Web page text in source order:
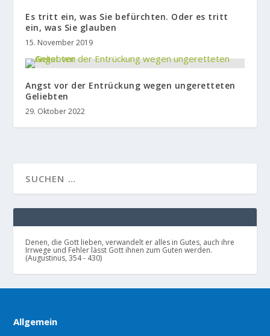
Es tritt ein, was Sie befürchten. Oder es tritt
ein, was Sie glauben
15. November 2019
Angst vor der Entrückung wegen ungeretteten
Geliebten
29. Oktober 2022
Denen, die Gott lieben, verwandelt er alles in Gutes, auch ihre
Irrwege und Fehler lässt Gott ihnen zum Guten werden.
(Augustinus, 354 - 430)
Allgemein